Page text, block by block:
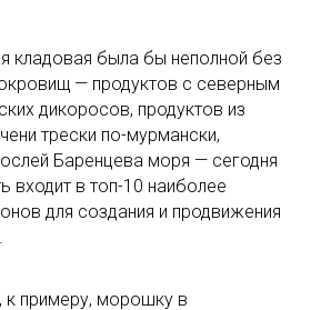
кладовая была бы неполной без
— продуктов с северным
дикоросов, продуктов из
трески по-мурмански,
Баренцева моря — сегодня
входит в топ-10 наиболее
для создания и продвижения
к примеру, морошку в